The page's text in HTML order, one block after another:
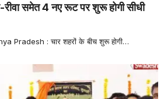
समेत 4 नए रूट पर शुरू होगी सीधी
Pradesh : चार शहरों के बीच शुरू होगी…